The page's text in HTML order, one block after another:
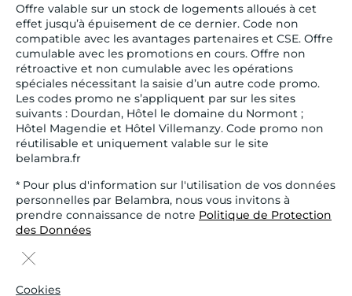
Offre valable sur un stock de logements alloués à cet
effet jusqu’à épuisement de ce dernier. Code non
compatible avec les avantages partenaires et CSE. Offre
cumulable avec les promotions en cours. Offre non
rétroactive et non cumulable avec les opérations
spéciales nécessitant la saisie d’un autre code promo.
Les codes promo ne s’appliquent par sur les sites
suivants : Dourdan, Hôtel le domaine du Normont ;
Hôtel Magendie et Hôtel Villemanzy. Code promo non
réutilisable et uniquement valable sur le site
belambra.fr
* Pour plus d'information sur l'utilisation de vos données
personnelles par Belambra, nous vous invitons à
prendre connaissance de notre Politique de Protection
des Données
Cookies